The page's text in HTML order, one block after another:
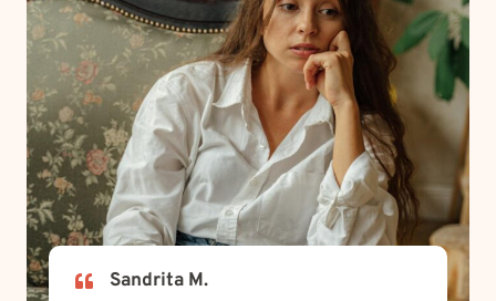
Sandrita M.